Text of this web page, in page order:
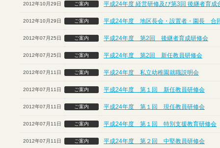
2012年10月29日 ご案内 平成24年度 経営研修及び第3回 後継者育成
2012年10月29日 ご案内 平成24年度 地区長会・設置者・園長 合
2012年07月25日 ご案内 平成24年度 第2回 後継者育成研修会
2012年07月25日 ご案内 平成24年度 第2回 新任教員研修会
2012年07月11日 ご案内 平成24年度 私立幼稚園就職説明会
2012年07月11日 ご案内 平成24年度 第１回 新任教員研修会
2012年07月11日 ご案内 平成24年度 第１回 現任教員研修会
2012年07月11日 ご案内 平成24年度 第１回 特別支援教育研修会
2012年07月11日 ご案内 平成24年度 第２回 中堅教員研修会